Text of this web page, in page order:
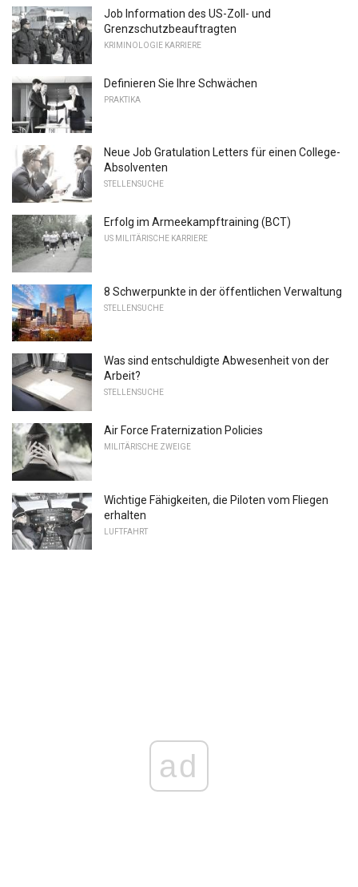
Job Information des US-Zoll- und
Grenzschutzbeauftragten
KRIMINOLOGIE KARRIERE
Definieren Sie Ihre Schwächen
PRAKTIKA
Neue Job Gratulation Letters für einen College-
Absolventen
STELLENSUCHE
Erfolg im Armeekampftraining (BCT)
US MILITÄRISCHE KARRIERE
8 Schwerpunkte in der öffentlichen Verwaltung
STELLENSUCHE
Was sind entschuldigte Abwesenheit von der
Arbeit?
STELLENSUCHE
Air Force Fraternization Policies
MILITÄRISCHE ZWEIGE
Wichtige Fähigkeiten, die Piloten vom Fliegen
erhalten
LUFTFAHRT
ad